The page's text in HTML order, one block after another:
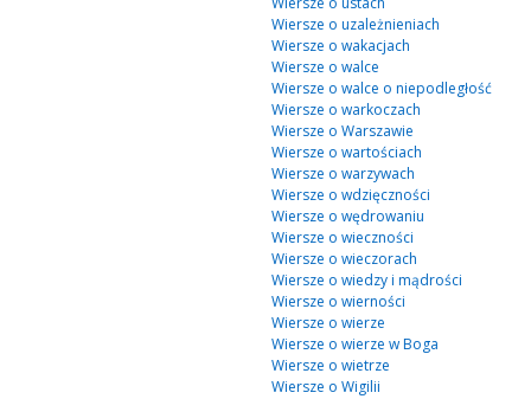
Wiersze o uzależnieniach
Wiersze o wakacjach
Wiersze o walce
Wiersze o walce o niepodległość
Wiersze o warkoczach
Wiersze o Warszawie
Wiersze o wartościach
Wiersze o warzywach
Wiersze o wdzięczności
Wiersze o wędrowaniu
Wiersze o wieczności
Wiersze o wieczorach
Wiersze o wiedzy i mądrości
Wiersze o wierności
Wiersze o wierze
Wiersze o wierze w Boga
Wiersze o wietrze
Wiersze o Wigilii